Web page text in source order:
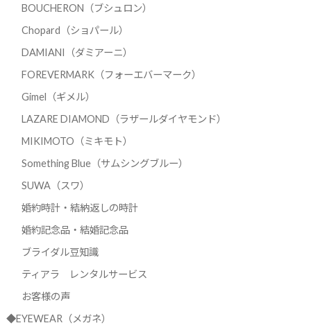
BOUCHERON（ブシュロン）
Chopard（ショパール）
DAMIANI（ダミアーニ）
FOREVERMARK（フォーエバーマーク）
Gimel（ギメル）
LAZARE DIAMOND（ラザールダイヤモンド）
MIKIMOTO（ミキモト）
Something Blue（サムシングブルー）
SUWA（スワ）
婚約時計・結納返しの時計
婚約記念品・結婚記念品
ブライダル豆知識
ティアラ レンタルサービス
お客様の声
◆EYEWEAR（メガネ）